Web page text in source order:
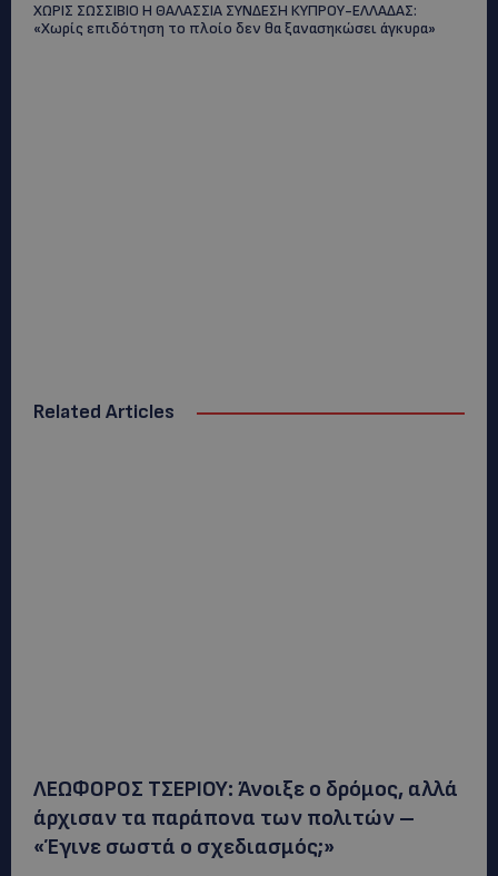
ΧΩΡΙΣ ΣΩΣΣΙΒΙΟ Η ΘΑΛΑΣΣΙΑ ΣΥΝΔΕΣΗ ΚΥΠΡΟΥ-ΕΛΛΑΔΑΣ:
«Χωρίς επιδότηση το πλοίο δεν θα ξανασηκώσει άγκυρα»
Related Articles
ΛΕΩΦΟΡΟΣ ΤΣΕΡΙΟΥ: Άνοιξε ο δρόμος, αλλά
άρχισαν τα παράπονα των πολιτών –
«Έγινε σωστά ο σχεδιασμός;»